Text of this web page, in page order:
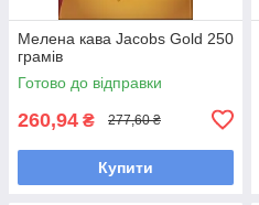
Мелена кава Jacobs Gold 250
грамів
Готово до відправки
260,94 ₴ 277,60 ₴
Купити